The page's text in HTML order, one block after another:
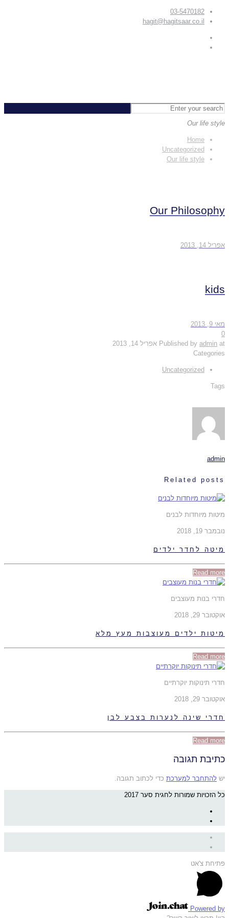
03-5470182
hagit@hagitsaar.co.il
Our life style
Home
Uncategorized
Our life style
Our Philosophy
אפריל 14, 2013
kids
מאי 9, 2013
0
Published by admin at
אפריל 14, 2013
Categories
Uncategorized
Tags
admin
Related posts
מיטות מיוחדות לבנים
נובמבר 19, 2018
מיטה לחדר ילדים
Read more
חדרי בנות מעוצבים
אוקטובר 29, 2018
מיטות ילדים מעוצבות מעץ מלא
Read more
חדרי תינוקות יוקרתיים
אוקטובר 29, 2018
חדרי שינה לנערות בצבע לבן
Read more
כתיבת תגובה
יש להתחבר למערכת כדי לכתוב תגובה.
כל הזכויות שמורות לחגית סער 2017
פתיחת צ'אט
Powered by